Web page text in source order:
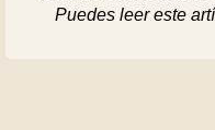
Puedes leer este